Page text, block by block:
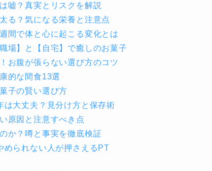
嘘？真実とリスクを解説
る？気になる栄養と注意点
間で体と心に起こる変化とは
場】と【自宅】で癒しのお菓子
お腹が張らない選び方のコツ
的な間食13選
子の賢い選び方
大丈夫？見分け方と保存術
原因と注意すべき点
か？噂と事実を徹底検証
められない人が押さえるPT